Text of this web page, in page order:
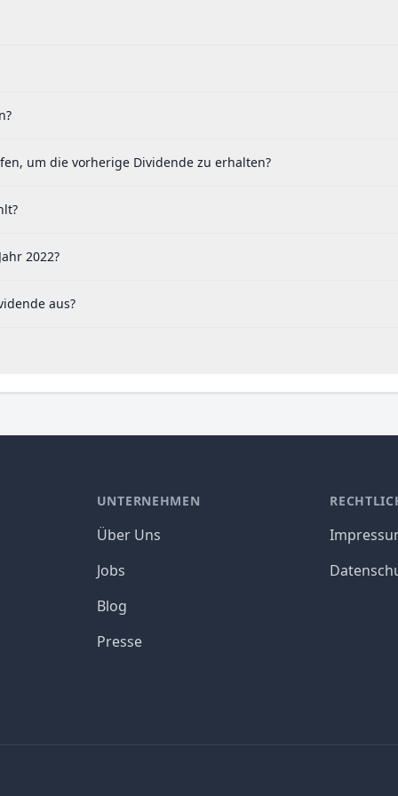
um die vorherige Dividende zu erhalten?
2022?
aus?
UNTERNEHMEN
Über Uns
Jobs
Blog
Presse